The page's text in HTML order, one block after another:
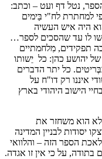
נטל דף ועט – וכתב:
למחתרת לח"י בַּימים
היה איש העשיה
לו עד שהסכים לספר…
תפקידים, מִלחמתיים
של יהושע כהן: כל יֵשותו
כל יתר הדברים
איננו רק דו"ח על
הישוב היהודי בארץ
הוא משחזר את
יסודות לבניין המדינה
הספר הזה – והלוואי
בתודה, על כי אין זו אגדה.